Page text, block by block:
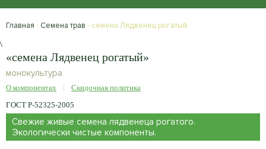
Главная - Семена трав - семена Лядвенец рогатый
\
«семена Лядвенец рогатый»
монокультура
О компонентах
Скидочная политика
ГОСТ Р-52325-2005
Свежие живые семена лядвенеца рогатого.
Экологически чистые компоненты.